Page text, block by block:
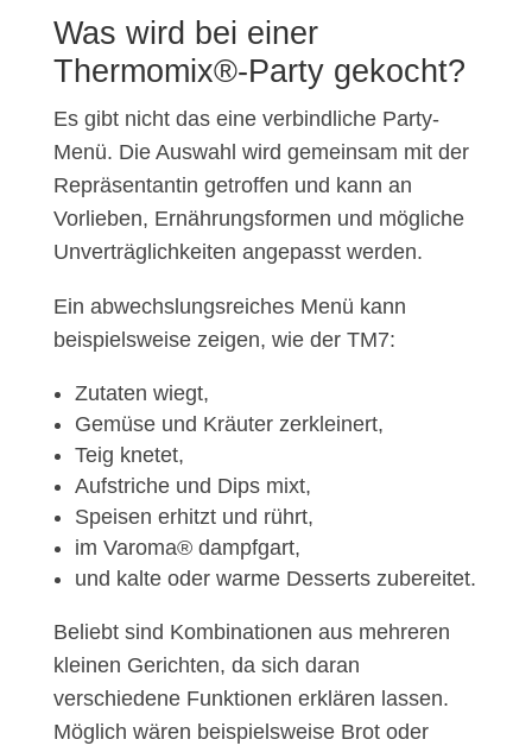
Was wird bei einer
Thermomix®-Party gekocht?
Es gibt nicht das eine verbindliche Party-
Menü. Die Auswahl wird gemeinsam mit der
Repräsentantin getroffen und kann an
Vorlieben, Ernährungsformen und mögliche
Unverträglichkeiten angepasst werden.
Ein abwechslungsreiches Menü kann
beispielsweise zeigen, wie der TM7:
Zutaten wiegt,
Gemüse und Kräuter zerkleinert,
Teig knetet,
Aufstriche und Dips mixt,
Speisen erhitzt und rührt,
im Varoma® dampfgart,
und kalte oder warme Desserts zubereitet.
Beliebt sind Kombinationen aus mehreren
kleinen Gerichten, da sich daran
verschiedene Funktionen erklären lassen.
Möglich wären beispielsweise Brot oder